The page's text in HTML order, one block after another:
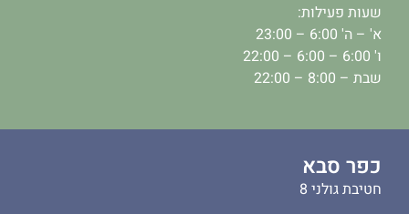
שעות פעילות:
א' – ה' 6:00 – 23:00
ו' 6:00 – 6:00 – 22:00
שבת – 8:00 – 22:00
כפר סבא
חטיבת גולני 8